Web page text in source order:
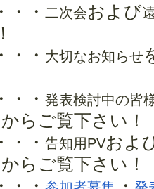
・・ 二次会および
・・ 大切なお知らせ
・・ 発表検討中の皆
からご覧下さい！
・・ 告知用PVおよ
からご覧下さい！